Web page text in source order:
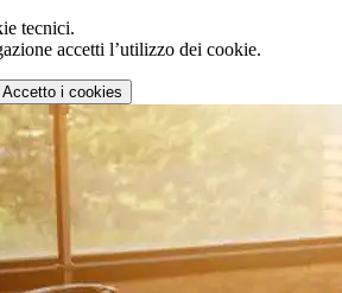
tecnici.
accetti l’utilizzo dei cookie.
Accetto i cookies